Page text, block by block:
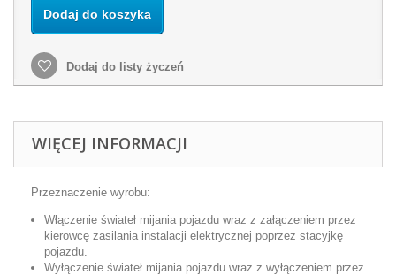
Dodaj do koszyka
Dodaj do listy życzeń
WIĘCEJ INFORMACJI
Przeznaczenie wyrobu:
Włączenie świateł mijania pojazdu wraz z załączeniem przez
kierowcę zasilania instalacji elektrycznej poprzez stacyjkę
pojazdu.
Wyłączenie świateł mijania pojazdu wraz z wyłączeniem przez